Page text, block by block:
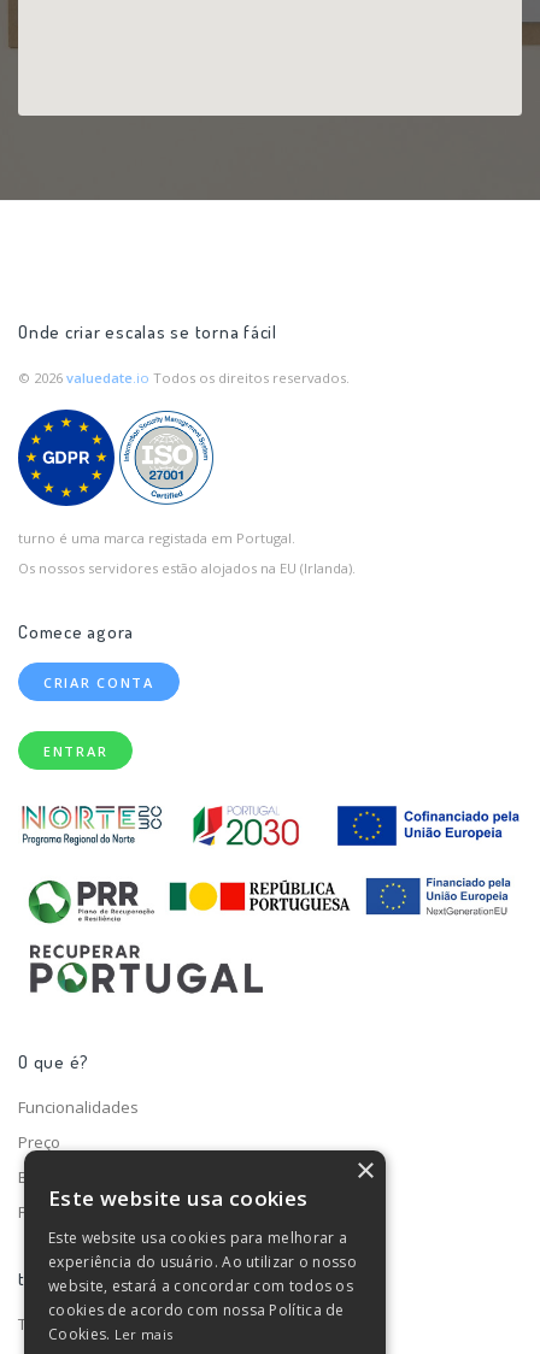
Onde criar escalas se torna fácil
© 2026 valuedate.io Todos os direitos reservados.
turno é uma marca registada em Portugal.
Os nossos servidores estão alojados na EU (Irlanda).
Comece agora
CRIAR CONTA
ENTRAR
O que é?
Funcionalidades
Preço
Blog
Fale connosco
turno ®
Termos e condições
×
Este website usa cookies
Este website usa cookies para melhorar a
experiência do usuário. Ao utilizar o nosso
website, estará a concordar com todos os
cookies de acordo com nossa Política de
Cookies. Ler mais